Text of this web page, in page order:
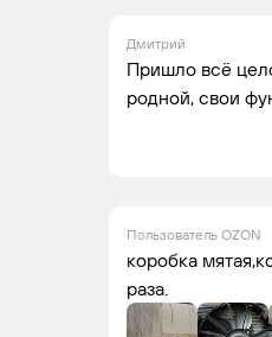
Дмитрий
Пришло всё
родной, свои
Пользователь OZON
коробка
раза.